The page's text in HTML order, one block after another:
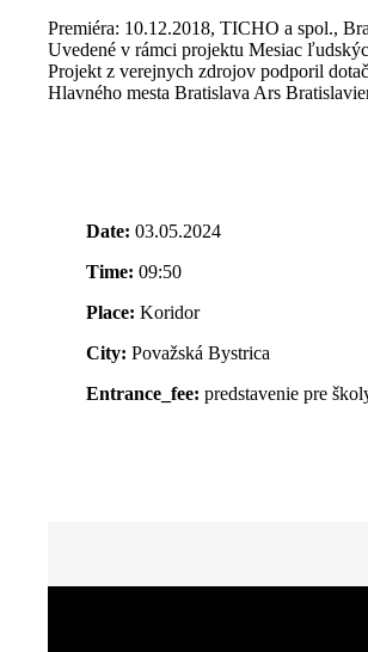
Premiéra: 10.12.2018, TICHO a spol.,
Uvedené v rámci projektu Mesiac
Projekt z verejnych zdrojov podporil
Hlavného mesta Bratislava Ars
Date: 03.05.2024
Time: 09:50
Place: Koridor
City: Považská Bystrica
Entrance_fee: predstavenie pre